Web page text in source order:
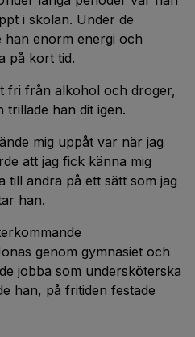
i skolan. Under de
han enorm energi och
på kort tid.
fri från alkohol och droger,
trillade han dit igen.
mig uppåt var när jag
att jag fick känna mig
till andra på ett sätt som jag
han.
genom gymnasiet och
jobba som undersköterska
han, på fritiden festade